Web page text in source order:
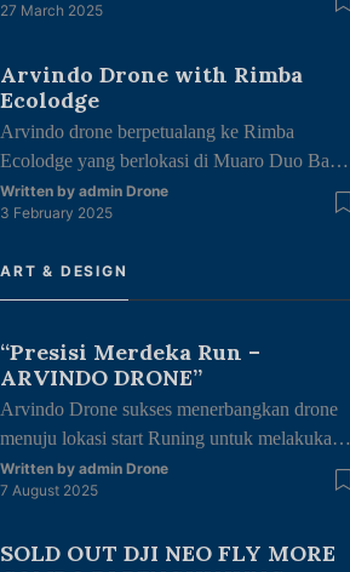
COMBO TERJUAL HABIS Di akhir
Arvindo Drone sangat senang bisa bersama
para pecinta photography atau sejenisnya
yang berhubungan dengan drone, dapat
menyediakan drone yang anda inginkan
adalah salah satu kepuasan tersendiri […]
27 March 2025
Arvindo Drone with Rimba
Ecolodge
Arvindo drone berpetualang ke Rimba
Ecolodge yang berlokasi di Muaro Duo Bay,
Tlk. Kabung sel, Kec, Bungus Tlk Kabung,
Kota Padang, Sumatera barat. Arvindo Drone
menikmati keindahan alam yang terhampar
luas dengan pasir pantai yang bersih dan
menikmati keindahan alamnya, kita juga
Written by admin Drone
3 February 2025
ART & DESIGN
“Presisi Merdeka Run –
ARVINDO DRONE”
Arvindo Drone sukses menerbangkan drone
menuju lokasi start Runing untuk melakukan
mapping area di halaman kantor gubernur
Jambi dengan tema “merdeka berlari, junjung
Republik Indonesia ke 80 thn. Dengan di ikuti
Written by admin Drone
7 August 2025
SOLD OUT DJI NEO FLY MORE